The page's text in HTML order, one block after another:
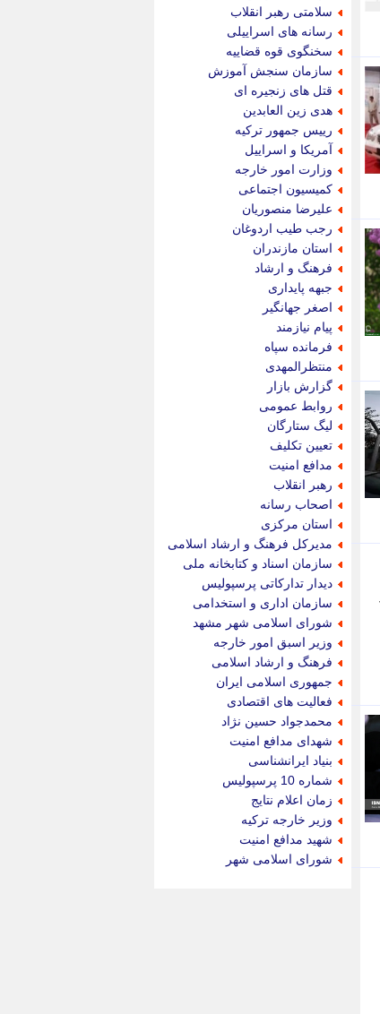
سلامتی رهبر انقلاب
رسانه های اسراییلی
سخنگوی قوه قضاییه
سازمان سنجش آموزش
قتل های زنجیره ای
هدی زین العابدین
رییس جمهور ترکیه
آمریکا و اسراییل
وزارت امور خارجه
کمیسیون اجتماعی
علیرضا منصوریان
رجب طیب اردوغان
استان مازندران
فرهنگ و ارشاد
جبهه پایداری
اصغر جهانگیر
پیام نیازمند
فرمانده سپاه
منتظرالمهدی
گزارش بازار
روابط عمومی
لیگ ستارگان
تعیین تکلیف
مدافع امنیت
رهبر انقلاب
اصحاب رسانه
استان مرکزی
مدیرکل فرهنگ و ارشاد اسلامی
سازمان اسناد و کتابخانه ملی
دیدار تدارکاتی پرسپولیس
سازمان اداری و استخدامی
شورای اسلامی شهر مشهد
وزیر اسبق امور خارجه
فرهنگ و ارشاد اسلامی
جمهوری اسلامی ایران
فعالیت های اقتصادی
محمدجواد حسین نژاد
شهدای مدافع امنیت
بنیاد ایرانشناسی
شماره 10 پرسپولیس
زمان اعلام نتایج
وزیر خارجه ترکیه
شهید مدافع امنیت
شورای اسلامی شهر